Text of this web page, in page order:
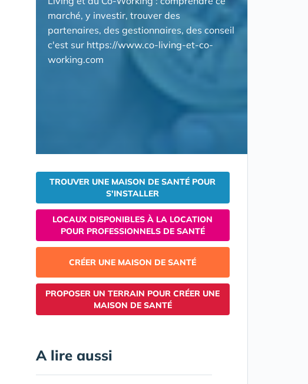
marché, y investir, trouver des
partenaires, des gestionnaires, des conseil
c'est sur https://www.co-living-et-co-
working.com
TROUVER UNE MAISON DE SANTÉ POUR
S'INSTALLER
LOCAUX DISPONIBLES À LA LOCATION
POUR PROFESSIONNELS DE SANTÉ
CRÉER UNE MAISON DE SANTÉ
PROPOSER UN TERRAIN POUR CRÉER UNE
MAISON DE SANTÉ
A lire aussi